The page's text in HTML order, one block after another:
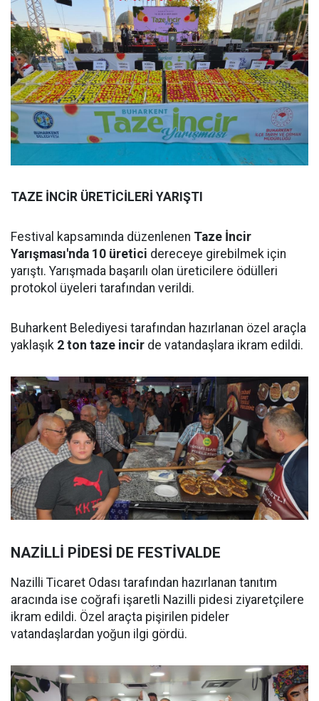
TAZE İNCİR ÜRETİCİLERİ YARIŞTI
Festival kapsamında düzenlenen Taze İncir
Yarışması'nda 10 üretici dereceye girebilmek için
yarıştı. Yarışmada başarılı olan üreticilere ödülleri
protokol üyeleri tarafından verildi.
Buharkent Belediyesi tarafından hazırlanan özel araçla
yaklaşık 2 ton taze incir de vatandaşlara ikram edildi.
NAZİLLİ PİDESİ DE FESTİVALDE
Nazilli Ticaret Odası tarafından hazırlanan tanıtım
aracında ise coğrafi işaretli Nazilli pidesi ziyaretçilere
ikram edildi. Özel araçta pişirilen pideler
vatandaşlardan yoğun ilgi gördü.